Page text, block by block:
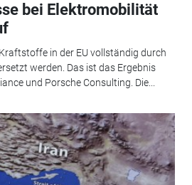
bei Elektromobilität
in der EU vollständig durch
werden. Das ist das Ergebnis
und Porsche Consulting. Die...